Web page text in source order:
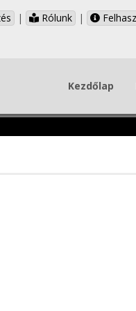
| Rólunk |
Kezdőlap